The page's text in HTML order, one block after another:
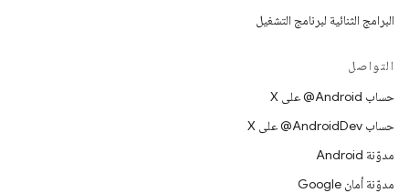
البرامج الثنائية لبرنامج التشغيل
التواصل
حساب ‎@Android على X
حساب ‎@AndroidDev على X
مدوّنة Android
مدوّنة أمان Google